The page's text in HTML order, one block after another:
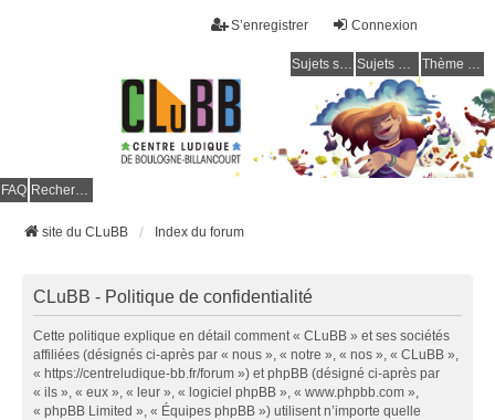
Connexion
S’enregistrer
Sujets sans réponse Sujets actifs Thème clair / foncé
FAQ Rechercher
site du CLuBB Index du forum
CLuBB - Politique de confidentialité
Cette politique explique en détail comment « CLuBB » et ses sociétés
affiliées (désignés ci-après par « nous », « notre », « nos », « CLuBB »,
« https://centreludique-bb.fr/forum ») et phpBB (désigné ci-après par
« ils », « eux », « leur », « logiciel phpBB », « www.phpbb.com »,
« phpBB Limited », « Équipes phpBB ») utilisent n’importe quelle